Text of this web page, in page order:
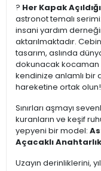
? Her Kapak
astronot temalı
insani yardım
aktarılmaktadır.
tasarım, aslında
dokunacak kocaman
kendinize anlamlı bir
hareketine ortak olun!
Sınırları aşmayı
kuranların ve keşif
yepyeni bir model:
Açacaklı
Uzayın derinliklerini,